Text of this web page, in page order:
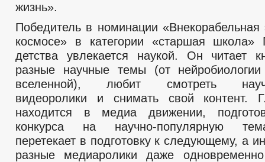
жизнь».
Победитель в номинации
космосе» в категории «старшая
детства увлекается наукой. Он читает
разные научные темы (от
вселенной), любит смотреть
видеоролики и снимать свой контент.
находится в медиа движении,
конкурса на научно-популярную
перетекает в подготовку к следующему, а
разные медиаролики даже